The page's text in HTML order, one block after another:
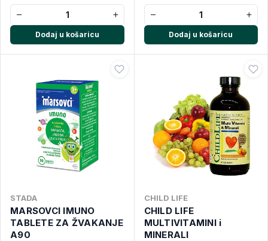
− +
Dodaj u košaricu
− +
Dodaj u košaricu
STADA
MARSOVCI IMUNO
TABLETE ZA ŽVAKANJE
A90
CHILD LIFE
CHILD LIFE
MULTIVITAMINI i
MINERALI